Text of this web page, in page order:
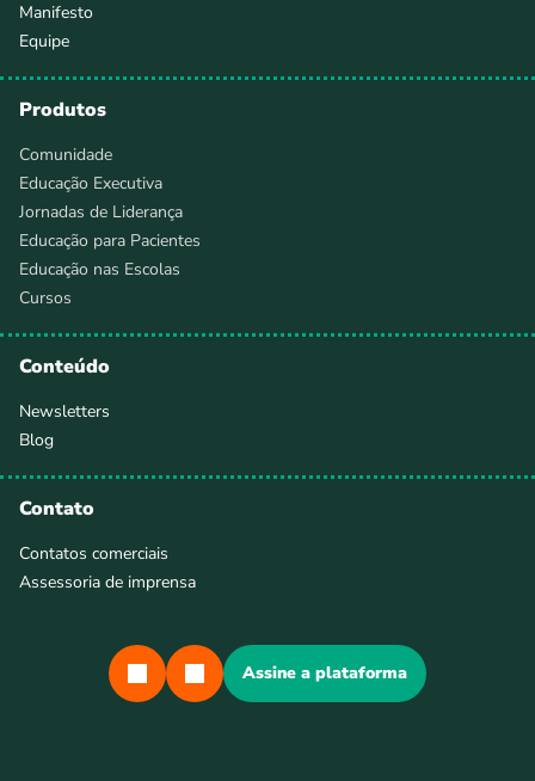
Manifesto
Equipe
Produtos
Comunidade
Educação Executiva
Jornadas de Liderança
Educação para Pacientes
Educação nas Escolas
Cursos
Conteúdo
Newsletters
Blog
Contato
Contatos comerciais
Assessoria de imprensa
Assine a plataforma